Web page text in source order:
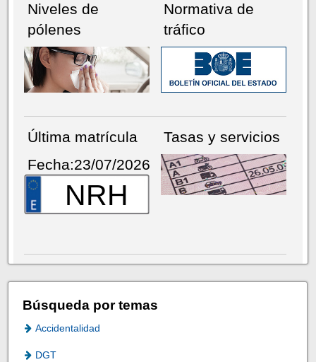
Niveles de
pólenes
Normativa de
tráfico
Última matrícula
Fecha:23/07/2026
NRH
Tasas y servicios
Búsqueda por temas
Accidentalidad
DGT